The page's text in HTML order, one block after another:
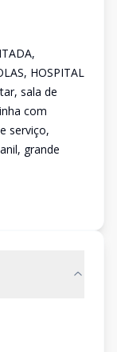
HOSPITAL
sala de
com
serviço,
grande